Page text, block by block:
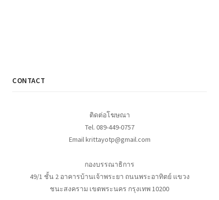
CONTACT
ติดต่อโฆษณา
Tel. 089-449-0757
Email krittayotp@gmail.com
กองบรรณาธิการ
49/1 ชั้น 2 อาคารบ้านเจ้าพระยา ถนนพระอาทิตย์ แขวง
ชนะสงคราม เขตพระนคร กรุงเทพ 10200